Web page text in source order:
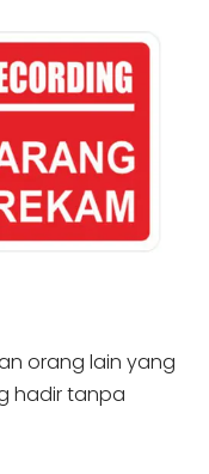
orang lain yang
hadir tanpa